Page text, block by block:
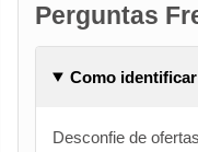
Perguntas
Como
Desconfie de